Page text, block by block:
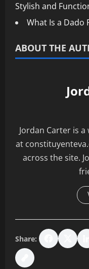
Stylish and
What Is a Dado
ABOUT THE
Jordan Carter is
at
across the site.
Share: